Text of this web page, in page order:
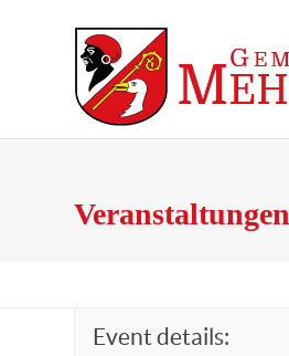
Veranstaltungen
Event details: